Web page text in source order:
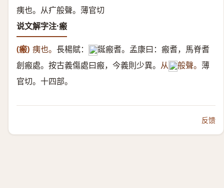
痍也。从疒般聲。薄官切
说文解字注·瘢
(瘢) 痍也。 長楊賦： 𠵷 鋋瘢耆。孟康曰：瘢耆，馬脊耆
創瘢處。按古義傷處曰瘢，今義則少異。 从𤕫 般聲。 薄
官切。十四部。
反馈